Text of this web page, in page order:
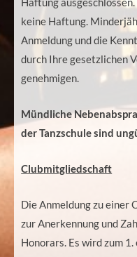
keine Haftung.
Anmeldung und die
durch Ihre gesetzlichen
genehmigen.
Mündliche
der Tanzschule sind
Clubmitgliedschaft
Die Anmeldung zu
zur Anerkennung und
Honorars. Es wird zum